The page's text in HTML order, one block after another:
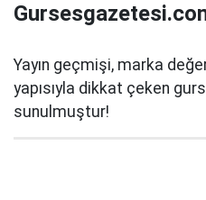
Yayın geçmişi, marka
yapısıyla dikkat çeken
sunulmuştur!